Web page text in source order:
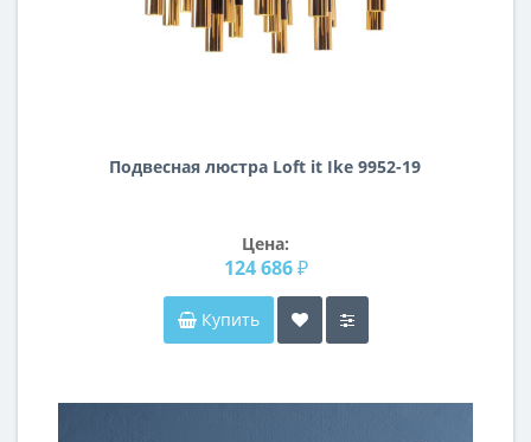
Подвесная люстра Loft it Ike 9952-19
Цена:
124 686 ₽
Купить